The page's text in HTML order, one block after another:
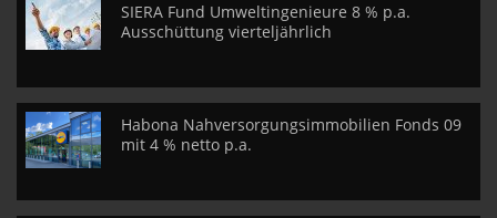
SIERA Fund Umweltingenieure 8 % p.a.
Ausschüttung vierteljährlich
Habona Nahversorgungsimmobilien Fonds 09
mit 4 % netto p.a.